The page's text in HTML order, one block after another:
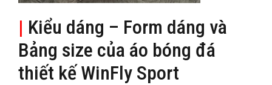
| Kiểu dáng – Form dáng và
Bảng size của áo bóng đá
thiết kế WinFly Sport